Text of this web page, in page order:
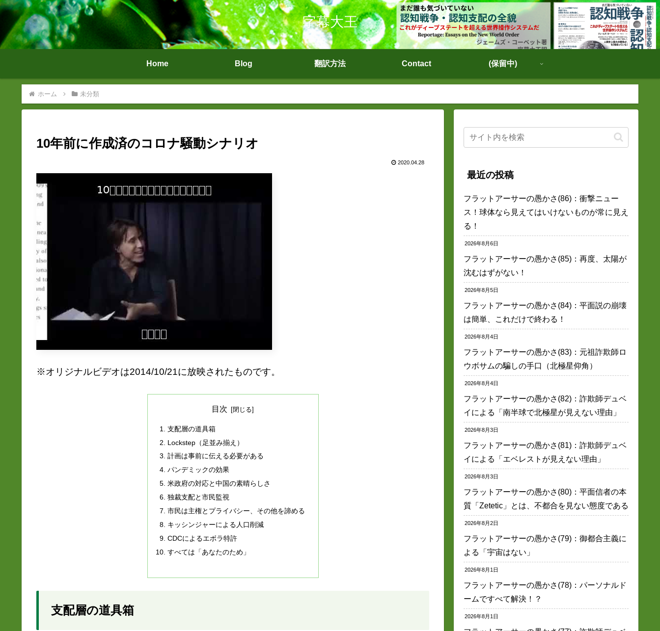
字幕大王
Home Blog 翻訳方法 Contact (保留中)
ホーム 未分類
10年前に作成済のコロナ騒動シナリオ
2020.04.28
※オリジナルビデオは2014/10/21に放映されたものです。
目次
支配層の道具箱
Lockstep（足並み揃え）
計画は事前に伝える必要がある
パンデミックの効果
米政府の対応と中国の素晴らしさ
独裁支配と市民監視
市民は主権とプライバシー、その他を諦める
キッシンジャーによる人口削減
CDCによるエボラ特許
すべては「あなたのため」
支配層の道具箱
最近の投稿
フラットアーサーの愚かさ(86)：衝撃ニュー
ス！球体なら見えてはいけないものが常に見え
る！
2026年8月6日
フラットアーサーの愚かさ(85)：再度、太陽が
沈むはずがない！
2026年8月5日
フラットアーサーの愚かさ(84)：平面説の崩壊
は簡単、これだけで終わる！
2026年8月4日
フラットアーサーの愚かさ(83)：元祖詐欺師ロ
ウボサムの騙しの手口（北極星仰角）
2026年8月4日
フラットアーサーの愚かさ(82)：詐欺師デュベ
イによる「南半球で北極星が見えない理由」
2026年8月3日
フラットアーサーの愚かさ(81)：詐欺師デュベ
イによる「エベレストが見えない理由」
2026年8月3日
フラットアーサーの愚かさ(80)：平面信者の本
質「Zetetic」とは、不都合を見ない態度である
2026年8月2日
フラットアーサーの愚かさ(79)：御都合主義に
よる「宇宙はない」
2026年8月1日
フラットアーサーの愚かさ(78)：パーソナルド
ームですべて解決！？
2026年8月1日